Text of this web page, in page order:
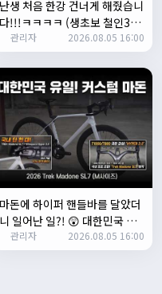
이동할때 왼쪽으로 가서
거나 빈공간을 눌러도
>?
난생 처음 한강 건너게 해줬습니
다!!!ㅋㅋㅋㅋ (생초보 철인3종
입문시키기)
관리자 2026.08.05 16:00
마돈에 하이퍼 핸들바를 달았더
니 일어난 일?! 😲 대한민국 유
일무이 커스텀 마돈 SL7 등장!
관리자 2026.08.05 16:00